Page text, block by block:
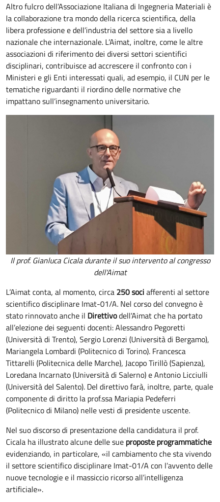
Altro fulcro dell’Associazione Italiana di Ingegneria Materiali è
la collaborazione tra mondo della ricerca scientifica, della
libera professione e dell’industria del settore sia a livello
nazionale che internazionale. L’Aimat, inoltre, come le altre
associazioni di riferimento dei diversi settori scientifici
disciplinari, contribuisce ad accrescere il confronto con i
Ministeri e gli Enti interessati quali, ad esempio, il CUN per le
tematiche riguardanti il riordino delle normative che
impattano sull’insegnamento universitario.
Il prof. Gianluca Cicala durante il suo intervento al congresso
dell'Aimat
L’Aimat conta, al momento, circa 250 soci afferenti al settore
scientifico disciplinare Imat-01/A. Nel corso del convegno è
stato rinnovato anche il Direttivodell’Aimat che ha portato
all’elezione dei seguenti docenti: Alessandro Pegoretti
(Università di Trento), Sergio Lorenzi (Università di Bergamo),
Mariangela Lombardi (Politecnico di Torino). Francesca
Tittarelli (Politecnica delle Marche), Jacopo Tirillò (Sapienza),
Loredana Incarnato (Università di Salerno) e Antonio Licciulli
(Università del Salento). Del direttivo farà, inoltre, parte, quale
componente di diritto la prof.ssa Mariapia Pedeferri
(Politecnico di Milano) nelle vesti di presidente uscente.
Nel suo discorso di presentazione della candidatura il prof.
Cicala ha illustrato alcune delle sue proposte programmatiche
evidenziando, in particolare, «il cambiamento che sta vivendo
il settore scientifico disciplinare Imat-01/A con l’avvento delle
nuove tecnologie e il massiccio ricorso all’intelligenza
artificiale».